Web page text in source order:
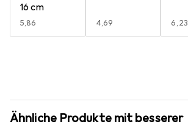
16 cm
EUR
5,86 EUR
4,69 EUR
6,23
Ähnliche Produkte mit besserer